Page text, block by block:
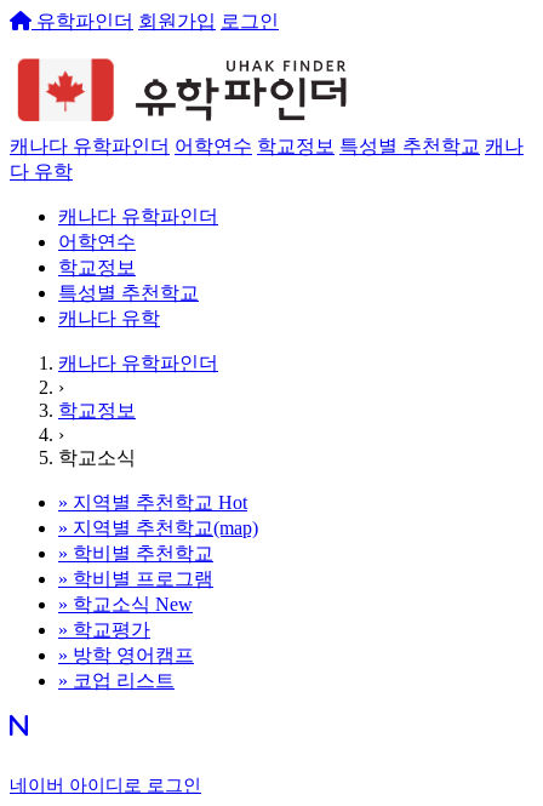
유학파인더 회원가입 로그인
캐나다 유학파인더 어학연수 학교정보 특성별 추천학교 캐나
다 유학
캐나다 유학파인더
어학연수
학교정보
특성별 추천학교
캐나다 유학
캐나다 유학파인더
›
학교정보
›
학교소식
» 지역별 추천학교 Hot
» 지역별 추천학교(map)
» 학비별 추천학교
» 학비별 프로그램
» 학교소식 New
» 학교평가
» 방학 영어캠프
» 코업 리스트
네이버 아이디로 로그인